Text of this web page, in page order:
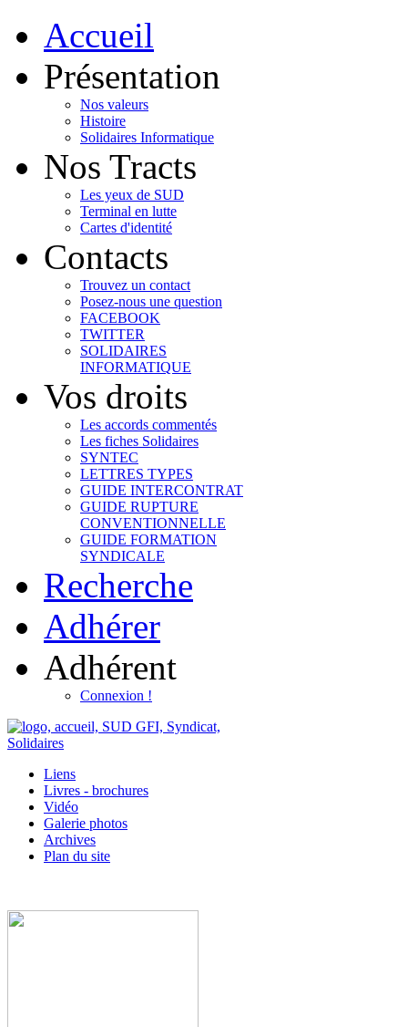
Accueil
Présentation
Nos valeurs
Histoire
Solidaires Informatique
Nos Tracts
Les yeux de SUD
Terminal en lutte
Cartes d'identité
Contacts
Trouvez un contact
Posez-nous une question
FACEBOOK
TWITTER
SOLIDAIRES
INFORMATIQUE
Vos droits
Les accords commentés
Les fiches Solidaires
SYNTEC
LETTRES TYPES
GUIDE INTERCONTRAT
GUIDE RUPTURE
CONVENTIONNELLE
GUIDE FORMATION
SYNDICALE
Recherche
Adhérer
Adhérent
Connexion !
Liens
Livres - brochures
Vidéo
Galerie photos
Archives
Plan du site